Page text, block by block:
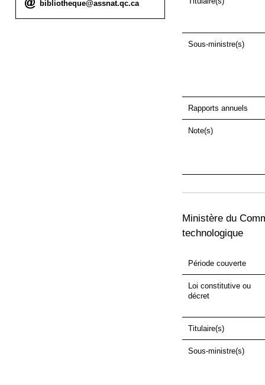
Courriel :
bibliotheque@assnat.qc.ca
Sous-ministre(s)
Rapports annuels
Note(s)
Ministère du
technologique
Période couverte
Loi constitutive ou
décret
Titulaire(s)
Sous-ministre(s)